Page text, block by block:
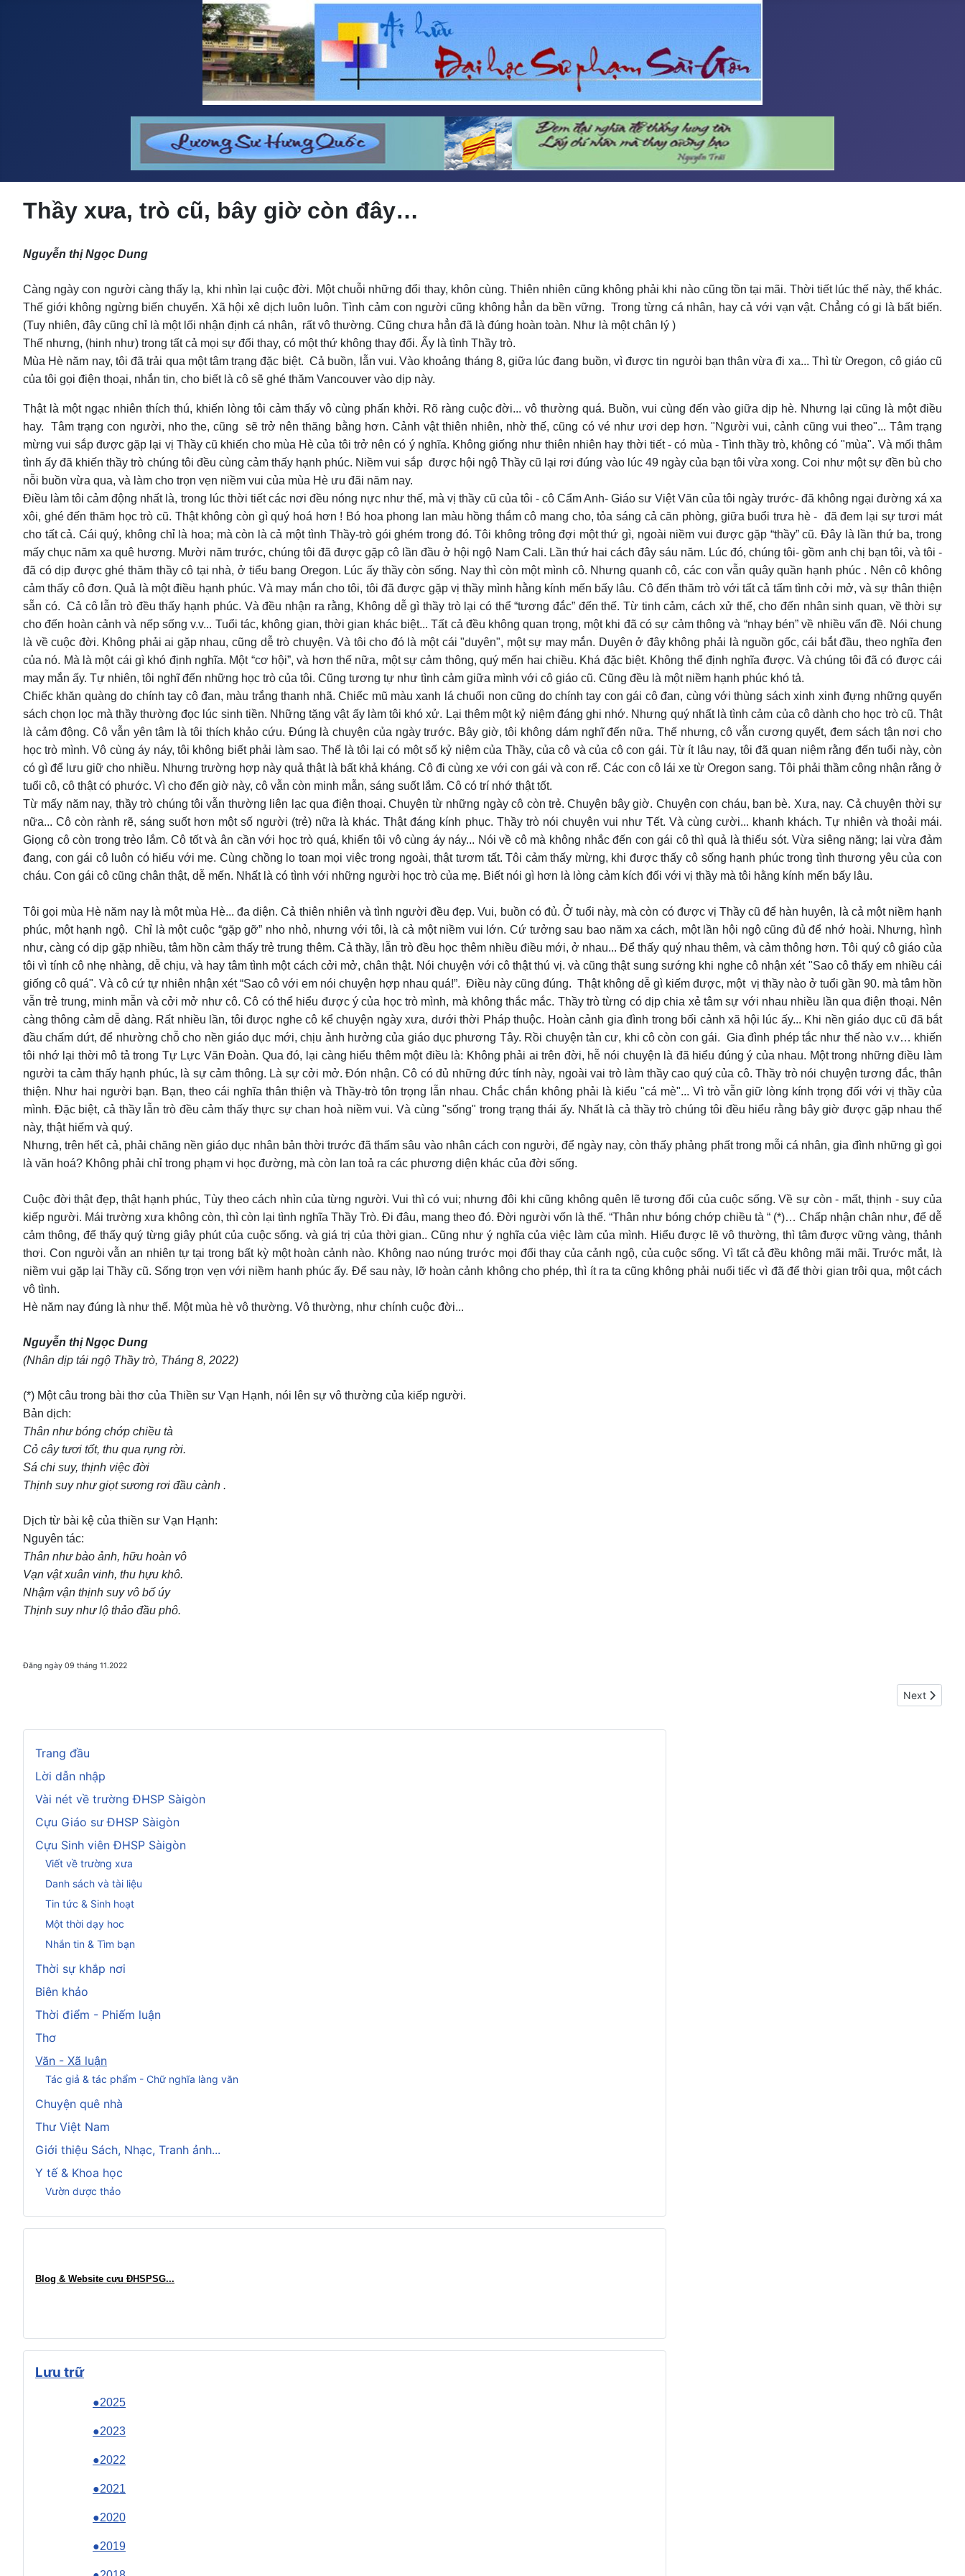
Trang đầu
Lời dẫn nhập
Vài nét về trường ĐHSP Sàigòn
Cựu Giáo sư ĐHSP Sàigòn
Cựu Sinh viên ĐHSP Sàigòn
Viết về trường xưa
Danh sách và tài liệu
Tin tức & Sinh hoạt
Một thời dạy hoc
Nhắn tin & Tìm bạn
Thời sự khắp nơi
Biên khảo
Thời điểm - Phiếm luận
Thơ
Văn - Xã luận
Tác giả & tác phẩm - Chữ nghĩa làng văn
Chuyện quê nhà
Thư Việt Nam
Giới thiệu Sách, Nhạc, Tranh ảnh...
Y tế & Khoa học
Vườn dược thảo
Blog & Website cựu ĐHSPSG...
Lưu trữ
●2025
●2023
●2022
●2021
●2020
●2019
Thầy xưa, trò cũ, bây giờ còn đây…
Nguyễn thị Ngọc Dung
Càng ngày con người càng thấy lạ, khi nhìn lại cuộc đời. Một chuỗi những đổi thay, khôn cùng. Thiên nhiên cũng không phải khi nào cũng tồn tại mãi. Thời tiết lúc thế này, thế khác.
Thế giới không ngừng biến chuyển. Xã hội xê dịch luôn luôn. Tình cảm con người cũng không hẳn da bền vững. Trong từng cá nhân, hay cả với vạn vật. Chẳng có gi là bất biến.
(Tuy nhiên, đây cũng chỉ là một lối nhận định cá nhân, rất vô thường. Cũng chưa hẳn đã là đúng hoàn toàn. Như là một chân lý )
Thế nhưng, (hinh như) trong tất cả mọi sự đổi thay, có một thứ không thay đổi. Ấy là tình Thầy trò.
Mùa Hè năm nay, tôi đã trải qua một tâm trạng đặc biệt. Cả buồn, lẫn vui. Vào khoảng tháng 8, giữa lúc đang buồn, vì được tin ngưòi bạn thân vừa đi xa... Thì từ Oregon, cô giáo cũ
của tôi gọi điện thoại, nhắn tin, cho biết là cô sẽ ghé thăm Vancouver vào dịp này.
Thật là một ngạc nhiên thích thú, khiến lòng tôi cảm thấy vô cùng phấn khởi. Rõ ràng cuộc đời... vô thường quá. Buồn, vui cùng đến vào giữa dịp hè. Nhưng lại cũng là một điều
hay. Tâm trạng con người, nho the, cũng sẽ trở nên thăng bằng hơn. Cảnh vật thiên nhiên, nhờ thế, cũng có vé như ươi dep hơn. "Người vui, cảnh cũng vui theo"... Tâm trạng
mừng vui sắp được gặp lại vị Thầy cũ khiến cho mùa Hè của tôi trở nên có ý nghĩa. Không giống như thiên nhiên hay thời tiết - có mùa - Tình thầy trò, không có "mùa". Và mối thâm
tình ấy đã khiến thầy trò chúng tôi đều cùng cảm thấy hạnh phúc. Niềm vui sắp được hội ngộ Thầy cũ lại rơi đúng vào lúc 49 ngày của bạn tôi vừa xong. Coi như một sự đền bù cho
nỗi buồn vừa qua, và làm cho trọn vẹn niềm vui của mùa Hè ưu đãi năm nay.
Điều làm tôi cảm động nhất là, trong lúc thời tiết các nơi đều nóng nực như thế, mà vị thầy cũ của tôi - cô Cẩm Anh- Giáo sư Việt Văn của tôi ngày trước- đã không ngại đường xá xa
xôi, ghé đến thăm học trò cũ. Thật không còn gì quý hoá hơn ! Bó hoa phong lan màu hồng thắm cô mang cho, tỏa sáng cả căn phòng, giữa buổi trưa hè - đã đem lại sự tươi mát
cho tất cả. Cái quý, không chỉ là hoa; mà còn là cả một tình Thầy-trò gói ghém trong đó. Tôi không trông đợi một thứ gì, ngoài niềm vui được gặp “thầy” cũ. Đây là lần thứ ba, trong
mấy chục năm xa quê hương. Mười năm trước, chúng tôi đã được gặp cô lần đầu ở hội ngộ Nam Cali. Lần thứ hai cách đây sáu năm. Lúc đó, chúng tôi- gồm anh chị bạn tôi, và tôi -
đã có dịp được ghé thăm thầy cô tại nhà, ở tiểu bang Oregon. Lúc ấy thầy còn sống. Nay thì còn một mình cô. Nhưng quanh cô, các con vẫn quây quần hạnh phúc . Nên cô không
cảm thấy cô đơn. Quả là một điều hạnh phúc. Và may mắn cho tôi, tôi đã được gặp vị thầy mình hằng kính mến bấy lâu. Cô đến thăm trò với tất cả tấm tình cởi mở, và sự thân thiện
sẵn có. Cả cô lẫn trò đều thấy hạnh phúc. Và đều nhận ra rằng, Không dễ gì thầy trò lại có thể “tương đắc” đến thế. Từ tinh cảm, cách xử thế, cho đến nhân sinh quan, về thời sự
cho đến hoàn cảnh và nếp sống v.v... Tuổi tác, không gian, thời gian khác biệt... Tất cả đều không quan trọng, một khi đã có sự cảm thông và “nhạy bén” về nhiều vấn đề. Nói chung
là về cuộc đời. Không phải ai gặp nhau, cũng dễ trò chuyện. Và tôi cho đó là một cái "duyên", một sự may mắn. Duyên ở đây không phải là nguồn gốc, cái bắt đầu, theo nghĩa đen
của nó. Mà là một cái gì khó định nghĩa. Một “cơ hội”, và hơn thế nữa, một sự cảm thông, quý mến hai chiều. Khá đặc biệt. Không thể định nghĩa được. Và chúng tôi đã có được cái
may mắn ấy. Tự nhiên, tôi nghĩ đến những học trò của tôi. Cũng tương tự như tình cảm giữa mình với cô giáo cũ. Cũng đều là một niềm hạnh phúc khó tả.
Chiếc khăn quàng do chính tay cô đan, màu trắng thanh nhã. Chiếc mũ màu xanh lá chuối non cũng do chính tay con gái cô đan, cùng với thùng sách xinh xinh đựng những quyển
sách chọn lọc mà thầy thường đọc lúc sinh tiền. Những tặng vật ấy làm tôi khó xử. Lại thêm một kỷ niệm đáng ghi nhớ. Nhưng quý nhất là tình cảm của cô dành cho học trò cũ. Thật
là cảm động. Cô vẫn yên tâm là tôi thích khảo cứu. Đúng là chuyện của ngày trước. Bây giờ, tôi không dám nghĩ đến nữa. Thế nhưng, cô vẫn cương quyết, đem sách tận nơi cho
học trò mình. Vô cùng áy náy, tôi không biết phải làm sao. Thế là tôi lại có một số kỷ niệm của Thầy, của cô và của cô con gái. Từ ít lâu nay, tôi đã quan niệm rằng đến tuổi này, còn
có gì để lưu giữ cho nhiều. Nhưng trường hợp này quả thật là bất khả kháng. Cô đi cùng xe với con gái và con rể. Các con cô lái xe từ Oregon sang. Tôi phải thầm công nhận rằng ở
tuổi cô, cô thật có phước. Vì cho đến giờ này, cô vẫn còn minh mẫn, sáng suốt lắm. Cô có trí nhớ thật tốt.
Từ mấy năm nay, thầy trò chúng tôi vẫn thường liên lạc qua điện thoại. Chuyện từ những ngày cô còn trẻ. Chuyện bây giờ. Chuyện con cháu, bạn bè. Xưa, nay. Cả chuyện thời sự
nữa... Cô còn rành rẽ, sáng suốt hơn một số người (trẻ) nữa là khác. Thật đáng kính phục. Thầy trò nói chuyện vui như Tết. Và cùng cười... khanh khách. Tự nhiên và thoải mái.
Giọng cô còn trong trẻo lắm. Cô tốt và ân cần với học trò quá, khiến tôi vô cùng áy náy... Nói về cô mà không nhắc đến con gái cô thì quả là thiếu sót. Vừa siêng năng; lại vừa đảm
đang, con gái cô luôn có hiếu với mẹ. Cùng chồng lo toan mọi việc trong ngoài, thật tươm tất. Tôi cảm thấy mừng, khi được thấy cô sống hạnh phúc trong tình thương yêu của con
cháu. Con gái cô cũng chân thật, dễ mến. Nhất là có tình với những người học trò của mẹ. Biết nói gì hơn là lòng cảm kích đối với vị thầy mà tôi hằng kính mến bấy lâu.
Tôi gọi mùa Hè năm nay là một mùa Hè... đa diện. Cả thiên nhiên và tình người đều đẹp. Vui, buồn có đủ. Ở tuổi này, mà còn có được vị Thầy cũ để hàn huyên, là cả một niềm hạnh
phúc, một hạnh ngộ. Chỉ là một cuộc “gặp gỡ” nho nhỏ, nhưng với tôi, là cả một niềm vui lớn. Cứ tưởng sau bao năm xa cách, một lần hội ngộ cũng đủ để nhớ hoài. Nhưng, hình
như, càng có dịp gặp nhiều, tâm hồn cảm thấy trẻ trung thêm. Cả thầy, lẫn trò đều học thêm nhiều điều mới, ở nhau... Để thấy quý nhau thêm, và cảm thông hơn. Tôi quý cô giáo của
tôi vì tính cô nhẹ nhàng, dễ chịu, và hay tâm tình một cách cởi mở, chân thật. Nói chuyện với cô thật thú vị. và cũng thật sung sướng khi nghe cô nhận xét "Sao cô thấy em nhiều cái
giống cô quá". Và cô cứ tự nhiên nhận xét “Sao cô với em nói chuyện hợp nhau quá!”. Điều này cũng đúng. Thật không dễ gì kiếm được, một vị thầy nào ở tuổi gần 90. mà tâm hồn
vẫn trẻ trung, minh mẫn và cởi mở như cô. Cô có thể hiểu được ý của học trò mình, mà không thắc mắc. Thầy trò từng có dịp chia xẻ tâm sự với nhau nhiều lần qua điện thoại. Nên
càng thông cảm dễ dàng. Rất nhiều lần, tôi đưọc nghe cô kể chuyện ngày xưa, dưới thời Pháp thuộc. Hoàn cảnh gia đình trong bối cảnh xã hội lúc ấy... Khi nền giáo dục cũ đã bắt
đầu chấm dứt, để nhường chỗ cho nền giáo dục mới, chịu ảnh hưởng của giáo dục phương Tây. Rồi chuyện tản cư, khi cô còn con gái. Gia đình phép tắc như thế nào v.v… khiến
tôi nhớ lại thời mô tả trong Tự Lực Văn Đoàn. Qua đó, lại càng hiểu thêm một điều là: Không phải ai trên đời, hễ nói chuyện là đã hiểu đúng ý của nhau. Một trong những điều làm
người ta cảm thấy hạnh phúc, là sự cảm thông. Là sự cởi mở. Đón nhận. Cô có đủ những đức tính này, ngoài vai trò làm thầy cao quý của cô. Thầy trò nói chuyện tương đắc, thân
thiện. Như hai người bạn. Bạn, theo cái nghĩa thân thiện và Thầy-trò tôn trọng lẫn nhau. Chắc chắn không phải là kiểu "cá mè"... Vì trò vẫn giữ lòng kính trọng đối với vị thầy của
mình. Đặc biệt, cả thầy lẫn trò đều cảm thấy thực sự chan hoà niềm vui. Và cùng "sống" trong trạng thái ấy. Nhất là cả thầy trò chúng tôi đều hiểu rằng bây giờ được gặp nhau thế
này, thật hiếm và quý.
Nhưng, trên hết cả, phải chăng nền giáo dục nhân bản thời trước đã thấm sâu vào nhân cách con người, để ngày nay, còn thấy phảng phất trong mỗi cá nhân, gia đình những gì gọi
là văn hoá? Không phải chỉ trong phạm vi học đường, mà còn lan toả ra các phương diện khác của đời sống.
Cuộc đời thật đẹp, thật hạnh phúc, Tùy theo cách nhìn của từng người. Vui thì có vui; nhưng đôi khi cũng không quên lẽ tương đối của cuộc sống. Về sự còn - mất, thịnh - suy của
kiếp người. Mái trường xưa không còn, thì còn lại tình nghĩa Thầy Trò. Đi đâu, mang theo đó. Đời người vốn là thế. “Thân như bóng chớp chiều tà “ (*)… Chấp nhận chân như, để dễ
cảm thông, để thấy quý từng giây phút của cuộc sống. và giá trị của thời gian.. Cũng như ý nghĩa của việc làm của mình. Hiểu được lẽ vô thường, thì tâm được vững vàng, thảnh
thơi. Con ngưòi vẫn an nhiên tự tại trong bất kỳ một hoàn cảnh nào. Không nao núng trước mọi đổi thay của cảnh ngộ, của cuộc sống. Vì tất cả đều không mãi mãi. Trước mắt, là
niềm vui gặp lại Thầy cũ. Sống trọn vẹn với niềm hanh phúc ấy. Để sau này, lỡ hoàn cảnh không cho phép, thì ít ra ta cũng không phải nuối tiếc vì đã để thời gian trôi qua, một cách
vô tình.
Hè năm nay đúng là như thế. Một mùa hè vô thường. Vô thường, như chính cuộc đời...
Nguyễn thị Ngọc Dung
(Nhân dịp tái ngộ Thầy trò, Tháng 8, 2022)
(*) Một câu trong bài thơ của Thiền sư Vạn Hạnh, nói lên sự vô thường của kiếp người.
Bản dịch:
Thân như bóng chớp chiều tà
Cỏ cây tươi tốt, thu qua rụng rời.
Sá chi suy, thịnh việc đời
Thịnh suy như giọt sương rơi đầu cành .
Dịch từ bài kệ của thiền sư Vạn Hạnh:
Nguyên tác:
Thân như bào ảnh, hữu hoàn vô
Vạn vật xuân vinh, thu hựu khô.
Nhậm vận thịnh suy vô bố úy
Thịnh suy như lộ thảo đầu phô.
Đăng ngày 09 tháng 11.2022
Next article:
Next